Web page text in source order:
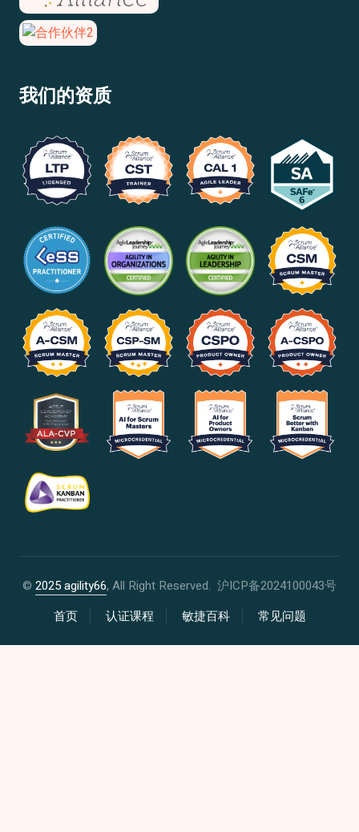
我们的资质
© 2025 agility66, All Right Reserved. 沪ICP备2024100043号
首页
认证课程 敏捷百科 常见问题